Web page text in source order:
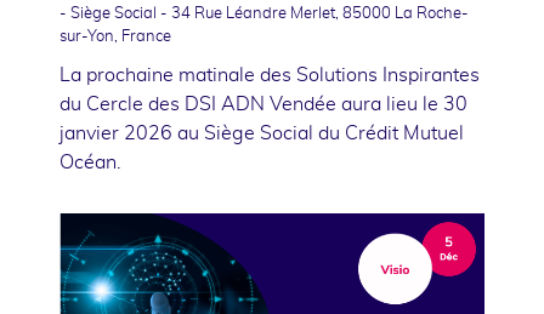
- Siège Social - 34 Rue Léandre Merlet, 85000 La Roche-
sur-Yon, France
La prochaine matinale des Solutions Inspirantes
du Cercle des DSI ADN Vendée aura lieu le 30
janvier 2026 au Siège Social du Crédit Mutuel
Océan.